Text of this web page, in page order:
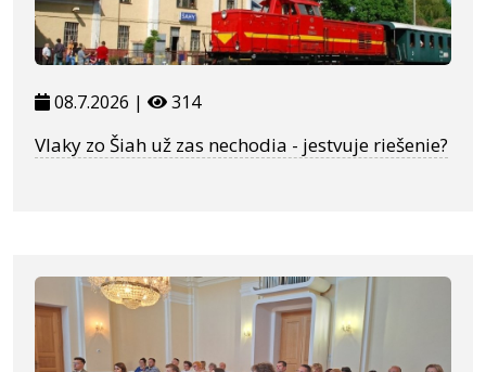
08.7.2026 | 314
Vlaky zo Šiah už zas nechodia - jestvuje riešenie?